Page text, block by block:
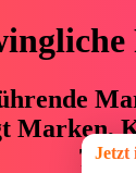
Marken,
76
Jetzt im